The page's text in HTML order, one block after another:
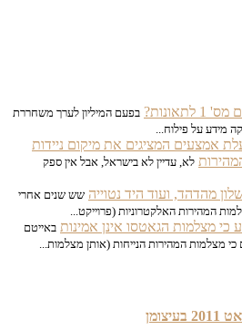
בפעם המיליון לערך משחררת
מידע על פילוח...
אמצעים המציגים את מיקום ניידות
לא, עדיין לא בישראל, אבל אין ספק
מהדהד, ועוד היד נטוייה שש שנים אחרי
המהירות האלקטרוניות (פרוייקט...
מצלמות הגאטסו אינן אמינות באייטם